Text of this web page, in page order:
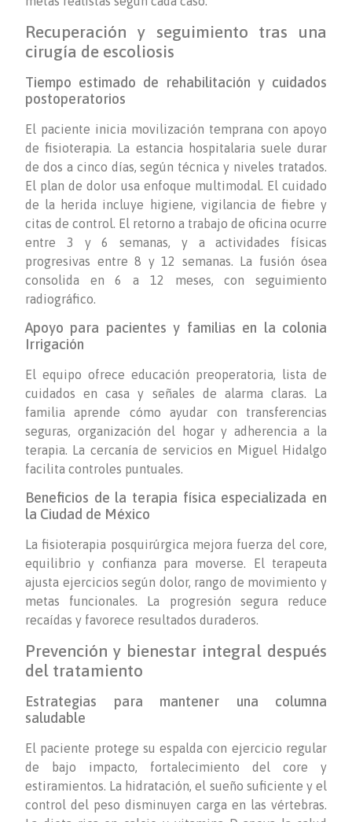
Recuperación y seguimiento tras una
cirugía de escoliosis
Tiempo estimado de rehabilitación y cuidados
postoperatorios
El paciente inicia movilización temprana con apoyo
de fisioterapia. La estancia hospitalaria suele durar
de dos a cinco días, según técnica y niveles tratados.
El plan de dolor usa enfoque multimodal. El cuidado
de la herida incluye higiene, vigilancia de fiebre y
citas de control. El retorno a trabajo de oficina ocurre
entre 3 y 6 semanas, y a actividades físicas
progresivas entre 8 y 12 semanas. La fusión ósea
consolida en 6 a 12 meses, con seguimiento
radiográfico.
Apoyo para pacientes y familias en la colonia
Irrigación
El equipo ofrece educación preoperatoria, lista de
cuidados en casa y señales de alarma claras. La
familia aprende cómo ayudar con transferencias
seguras, organización del hogar y adherencia a la
terapia. La cercanía de servicios en Miguel Hidalgo
facilita controles puntuales.
Beneficios de la terapia física especializada en
la Ciudad de México
La fisioterapia posquirúrgica mejora fuerza del core,
equilibrio y confianza para moverse. El terapeuta
ajusta ejercicios según dolor, rango de movimiento y
metas funcionales. La progresión segura reduce
recaídas y favorece resultados duraderos.
Prevención y bienestar integral después
del tratamiento
Estrategias para mantener una columna
saludable
El paciente protege su espalda con ejercicio regular
de bajo impacto, fortalecimiento del core y
estiramientos. La hidratación, el sueño suficiente y el
control del peso disminuyen carga en las vértebras.